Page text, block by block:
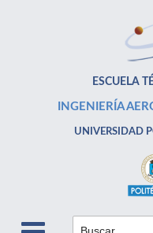
ESCUELA
INGENIERÍA
UNIVERSIDAD